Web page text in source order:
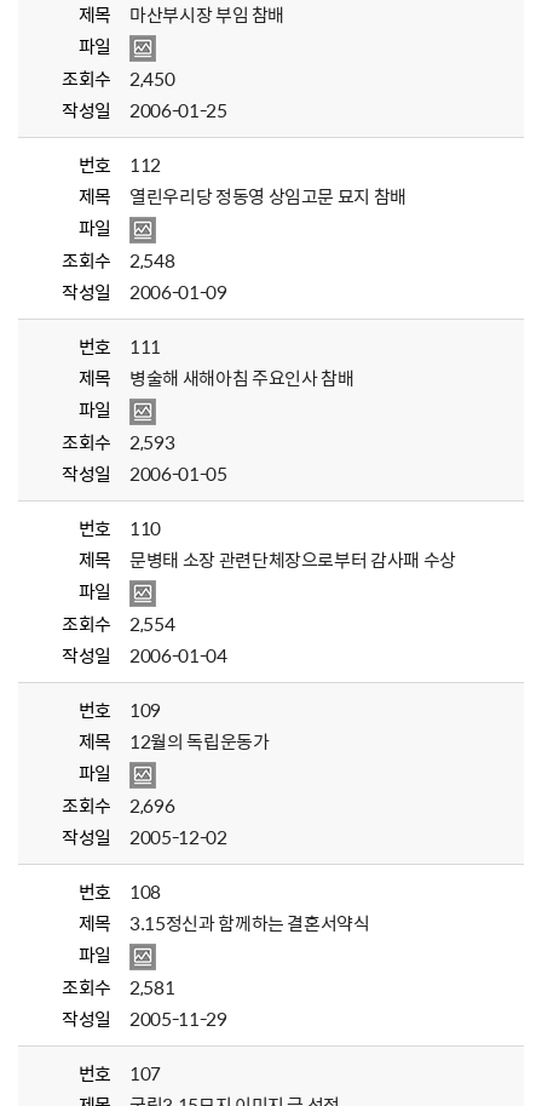
제목
마산부시장 부임 참배
파일
조회수
2,450
작성일
2006-01-25
번호
112
제목
열린우리당 정동영 상임고문 묘지 참배
파일
조회수
2,548
작성일
2006-01-09
번호
111
제목
병술해 새해아침 주요인사 참배
파일
조회수
2,593
작성일
2006-01-05
번호
110
제목
문병태 소장 관련단체장으로부터 감사패 수상
파일
조회수
2,554
작성일
2006-01-04
번호
109
제목
12월의 독립운동가
파일
조회수
2,696
작성일
2005-12-02
번호
108
제목
3.15정신과 함께하는 결혼서약식
파일
조회수
2,581
작성일
2005-11-29
번호
107